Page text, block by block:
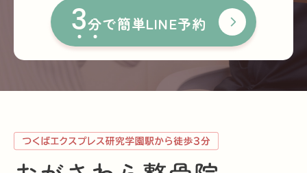
3分で簡単LINE予約